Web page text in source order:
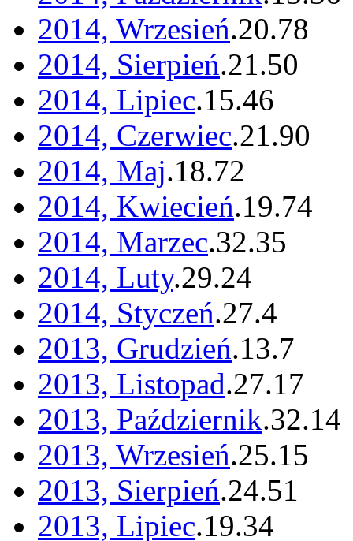
2014, Wrzesień.20.78
2014, Sierpień.21.50
2014, Lipiec.15.46
2014, Czerwiec.21.90
2014, Maj.18.72
2014, Kwiecień.19.74
2014, Marzec.32.35
2014, Luty.29.24
2014, Styczeń.27.4
2013, Grudzień.13.7
2013, Listopad.27.17
2013, Październik.32.14
2013, Wrzesień.25.15
2013, Sierpień.24.51
2013, Lipiec.19.34